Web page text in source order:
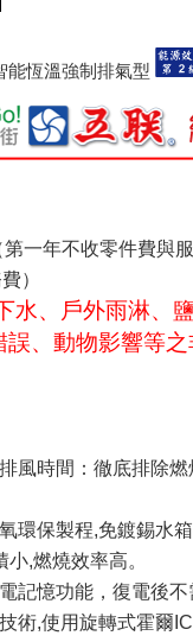
能恆溫強制排氣型
第一年不收零件費與
）
水、戶外雨淋、
誤、動物影響等
風時間：徹底排除
環保製程,免鍍錫水箱
,燃燒效率高。
記憶功能，復電後不
術,使用旋轉式霍爾